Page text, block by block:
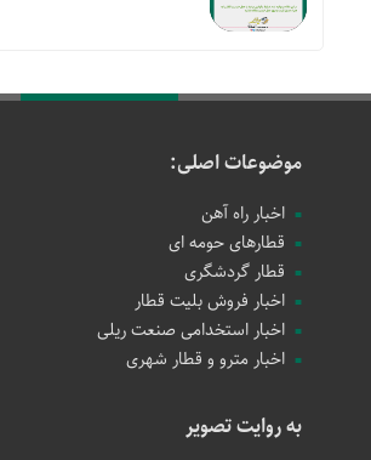
موضوعات اصلی:
اخبار راه آهن
قطارهای حومه ای
قطار گردشگری
اخبار فروش بلیت قطار
اخبار استخدامی صنعت ریلی
اخبار مترو و قطار شهری
به روایت تصویر